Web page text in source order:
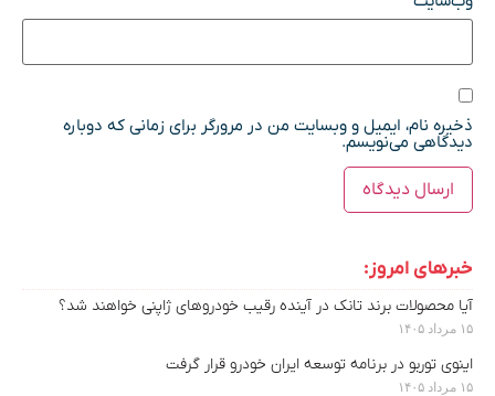
ذخیره نام، ایمیل و وبسایت من در مرورگر برای زمانی که دوباره
دیدگاهی می‌نویسم.
خبرهای امروز:
آیا محصولات برند تانک در آینده رقیب خودروهای ژاپنی خواهند شد؟
۱۵ مرداد ۱۴۰۵
اینوی توربو در برنامه توسعه ایران خودرو قرار گرفت
۱۵ مرداد ۱۴۰۵